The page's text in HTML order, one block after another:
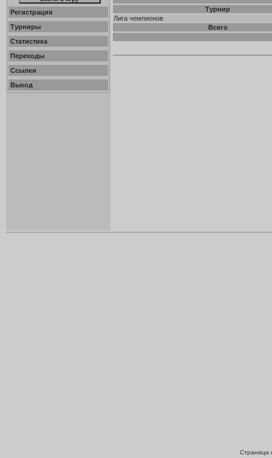
Регистрация
Турниры
Статистика
Переходы
Ссылки
Выход
Турнир
Лига чемпионов
Всего
Страница